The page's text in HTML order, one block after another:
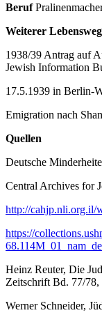
Beruf
Weiterer Lebensweg
1938/39 Antrag auf
Jewish Information
17.5.1939 in Berlin-
Emigration nach
Quellen
Deutsche
Central Archives for
http://cahjp.nli.org.il/
https://
Heinz Reuter, Die
Zeitschrift Bd. 77/78,
Werner Schneider,